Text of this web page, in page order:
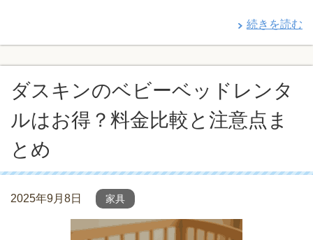
続きを読む
ダスキンのベビーベッドレンタ
ルはお得？料金比較と注意点ま
とめ
2025年9月8日 家具